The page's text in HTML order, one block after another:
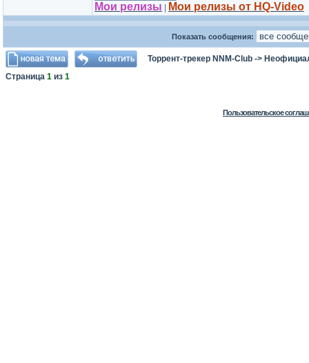
Мои релизы Мои релизы от HQ-Video
Показать сообщения:
Торрент-трекер NNM-Club ->
Страница 1 из 1
Пользовательское